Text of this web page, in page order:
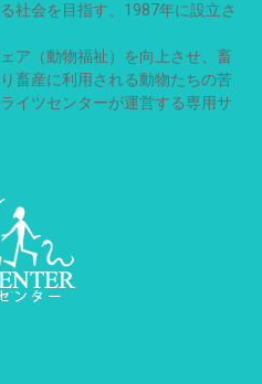
社会を目指す、1987年に設立さ
ア（動物福祉）を向上させ、畜
畜産に利用される動物たちの苦
イツセンターが運営する専用サ